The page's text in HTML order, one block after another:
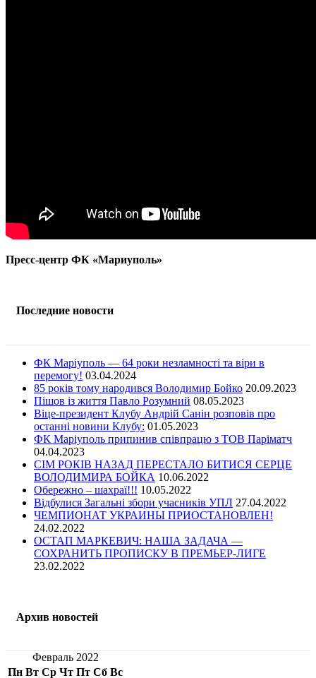
Пресс-центр ФК «Мариуполь»
Последние новости
ФК Маріуполь — 64 роки незламності та віри в
перемогу! 03.04.2024
85 років тому народився Володимир Бойко 20.09.2023
Пішов із життя Павло Розумний 08.05.2023
Віце-президент Клубу Андрій Санін розповів про
останні новини Клубу: 01.05.2023
ФК Маріуполь припинив співпрацю з ТОВ Паріматч
04.04.2023
СІМ РОКІВ НАЗАД ПЕРЕСТАЛО БИТИСЯ СЕРЦЕ
ВОЛОДИМИРА БОЙКА 10.06.2022
Обережно – шахраї!!! 10.05.2022
Відбулися Загальні збори учасників УПЛ 27.04.2022
ЧЕМПИОНАТ УКРАИНЫ ПРИОСТАНОВЛЕН!
24.02.2022
ОСТАП МАРКЕВИЧ: НАША ЗАДАЧА —
СОХРАНИТЬ ПРОПИСКУ В ПРЕМЬЕР-ЛИГЕ
23.02.2022
Архив новостей
Февраль 2022
Пн Вт Ср Чт Пт Сб Вс